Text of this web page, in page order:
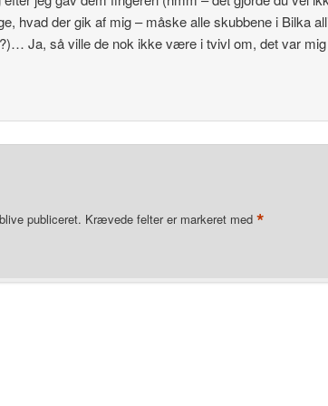
hvad der gik af mig – måske alle skubbene i Bilka
Ja, så ville de nok ikke være i tvivl om, det var
publiceret. Krævede felter er markeret med *